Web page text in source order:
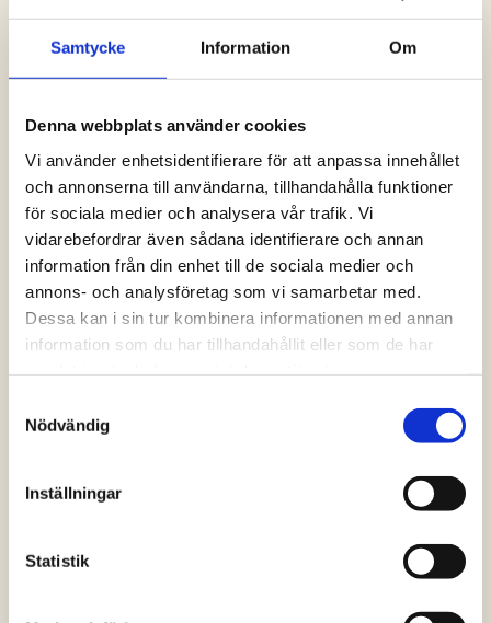
Samtycke Information Om
Denna webbplats använder cookies
Vi använder enhetsidentifierare för att anpassa innehållet
och annonserna till användarna, tillhandahålla funktioner
för sociala medier och analysera vår trafik. Vi
vidarebefordrar även sådana identifierare och annan
information från din enhet till de sociala medier och
annons- och analysföretag som vi samarbetar med.
Dessa kan i sin tur kombinera informationen med annan
information som du har tillhandahållit eller som de har
Nödvändig
Inställningar
Statistik
Logga in och ta del av allt som vår hemsida
har att erbjuda. Saknar du dina uppgifter?
lösenord” alternativt kontakta oss så hjälper
vi dig!
Logga in
Vanliga frågor och